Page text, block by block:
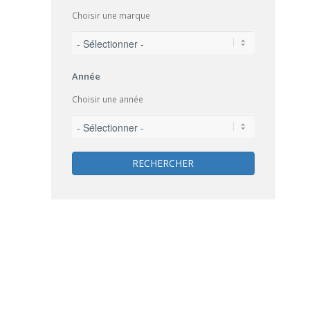
Choisir une marque
Année
Choisir une année
RECHERCHER